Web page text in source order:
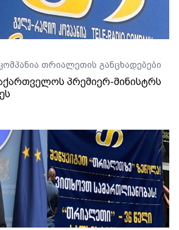
თრიალეთის განცხადებები
პრემიერ-მინისტრს